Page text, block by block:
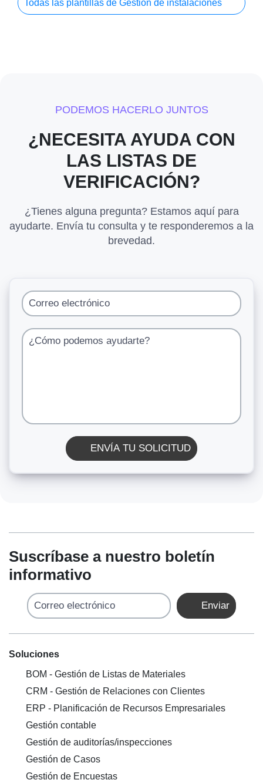
Todas las plantillas de Gestión de instalaciones
PODEMOS HACERLO JUNTOS
¿NECESITA AYUDA CON
LAS LISTAS DE
VERIFICACIÓN?
¿Tienes alguna pregunta? Estamos aquí para
ayudarte. Envía tu consulta y te responderemos a la
brevedad.
Correo electrónico
¿Cómo podemos ayudarte?
ENVÍA TU SOLICITUD
Suscríbase a nuestro boletín
informativo
Correo electrónico Enviar
Soluciones
BOM - Gestión de Listas de Materiales
CRM - Gestión de Relaciones con Clientes
ERP - Planificación de Recursos Empresariales
Gestión contable
Gestión de auditorías/inspecciones
Gestión de Casos
Gestión de Encuestas